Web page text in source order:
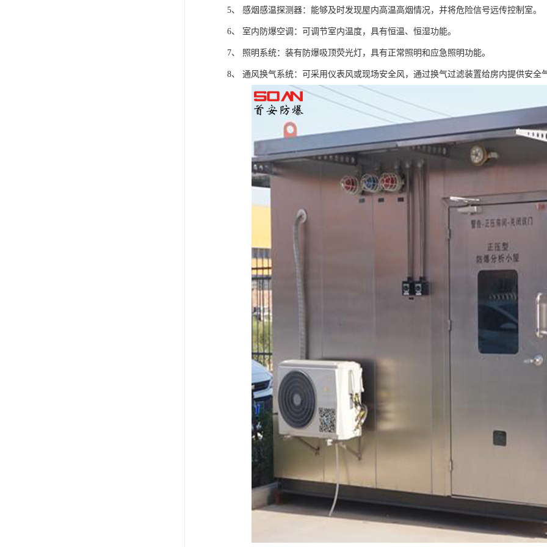
5、 感烟感温探测器：能够及时发现屋内高温高烟情况，并将危险信号远传控制室。
6、 室内防爆空调：可调节室内温度，具有恒温、恒湿功能。
7、 照明系统：装有防爆吸顶荧光灯，具有正常照明和应急照明功能。
8、 通风换气系统：可采用仪表风或现场安全风，通过换气过滤装置给房内提供安全